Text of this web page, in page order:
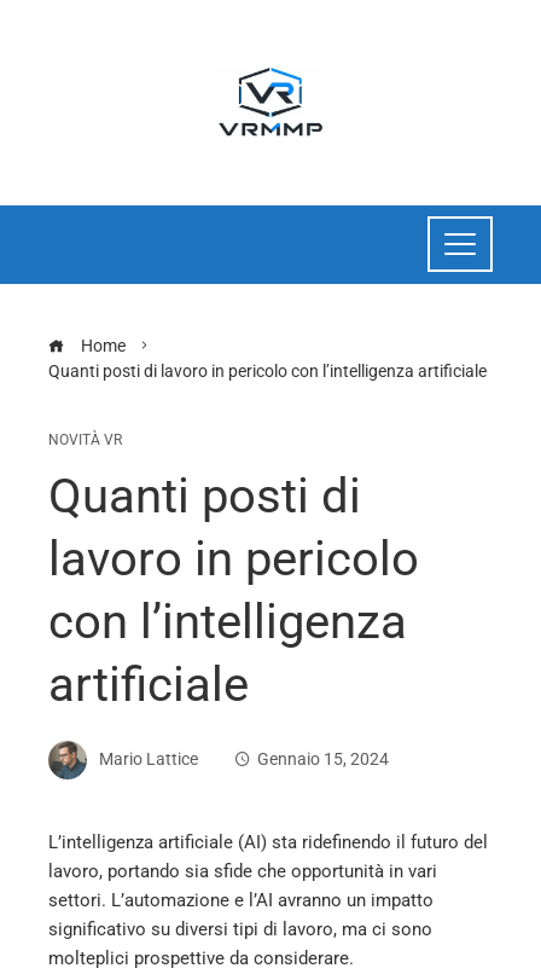
Home
Quanti posti di lavoro in pericolo con l’intelligenza artificiale
NOVITÀ VR
Quanti posti di
lavoro in pericolo
con l’intelligenza
artificiale
Mario Lattice Gennaio 15, 2024
L’intelligenza artificiale (AI) sta ridefinendo il futuro del
lavoro, portando sia sfide che opportunità in vari
settori. L’automazione e l’AI avranno un impatto
significativo su diversi tipi di lavoro, ma ci sono
molteplici prospettive da considerare.